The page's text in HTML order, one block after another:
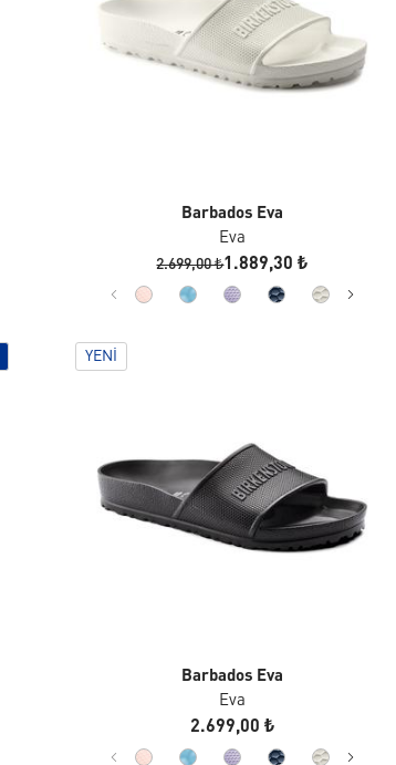
Barbados Eva
Eva
2.699,00 ₺1.889,30 ₺
YENI
Barbados Eva
Eva
2.699,00 ₺